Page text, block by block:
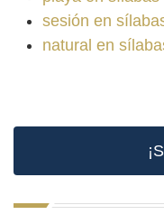
sesión en
natural en